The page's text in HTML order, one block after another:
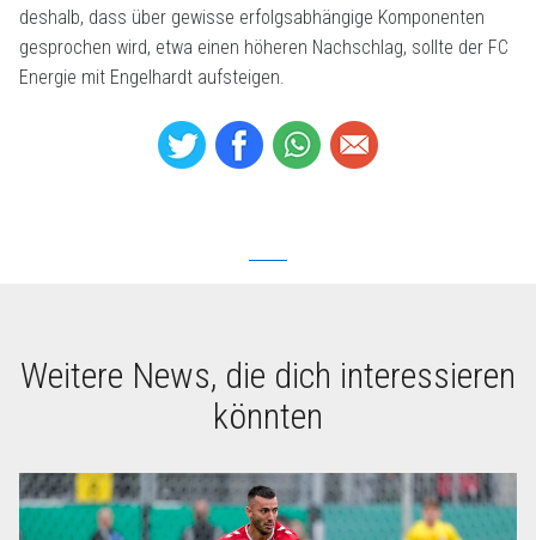
deshalb, dass über gewisse erfolgsabhängige Komponenten
gesprochen wird, etwa einen höheren Nachschlag, sollte der FC
Energie mit Engelhardt aufsteigen.
Weitere News, die dich interessieren
könnten